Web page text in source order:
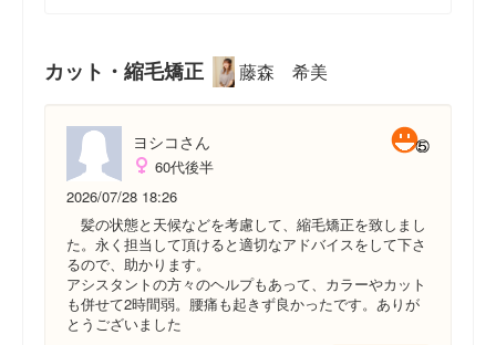
カット・縮毛矯正 藤森 希美
ヨシコさん
60代後半
2026/07/28 18:26
髪の状態と天候などを考慮して、縮毛矯正を致しまし
た。永く担当して頂けると適切なアドバイスをして下さ
るので、助かります。
アシスタントの方々のヘルプもあって、カラーやカット
も併せて2時間弱。腰痛も起きず良かったです。ありが
とうございました